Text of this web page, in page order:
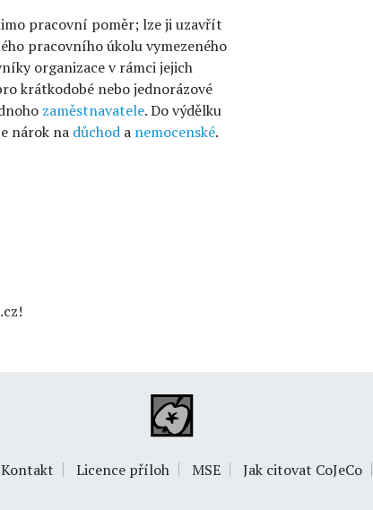
pracovní poměr; lze ji uzavřít
pracovního úkolu vymezeného
organizace v rámci jejich
krátkodobé nebo jednorázové
zaměstnavatele. Do výdělku
nárok na důchod a nemocenské.
Kontakt Licence příloh MSE Jak citovat CoJeCo